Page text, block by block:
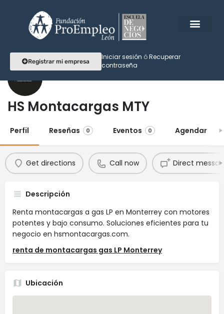
Registrar mi empresa
Iniciar sesión óRecuperar
contraseña
HS Montacargas MTY
Perfil Reseñas 0 Eventos 0 Agendar
Get directions Call now Direct
Descripción
Renta montacargas a gas LP en Monterrey con motores
potentes y bajo consumo. Soluciones eficientes para tu
negocio en hsmontacargas.com.
renta de montacargas gas LP Monterrey
Ubicación